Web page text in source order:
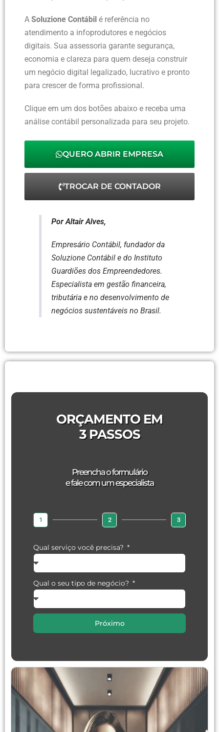
A Soluzione Contábil é referência no
atendimento a infoprodutores e negócios
digitais. Sua assessoria garante segurança,
economia e clareza para quem deseja construir
um negócio digital legalizado, lucrativo e pronto
para crescer de forma profissional.
Clique em um dos botões abaixo e receba uma
análise contábil personalizada para seu projeto.
QUERO ABRIR EMPRESA
TROCAR DE CONTADOR
Por Altair Alves,
Empresário Contábil, fundador da
Soluzione Contábil e do Instituto
Guardiões dos Empreendedores.
Especialista em gestão financeira,
tributária e no desenvolvimento de
negócios sustentáveis no Brasil.
ORÇAMENTO EM
3 PASSOS
Preencha o formulário
e fale com um especialista
1 2 3
Qual serviço você precisa?
Qual o seu tipo de negócio?
Próximo